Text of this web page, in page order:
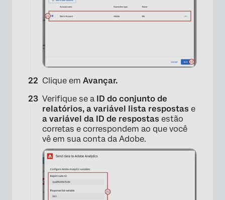
Clique em Avançar.
Verifique se a ID do conjunto de
relatórios, a variável lista respostas e
a variável da ID de respostas estão
corretas e correspondem ao que você
vê em sua conta da Adobe.